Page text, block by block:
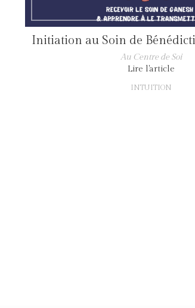
Initiation au Soin de
Au Centre de Soi
Lire l'article
INTUITION